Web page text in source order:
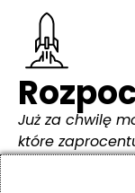
Już za chwilę
które
Co otrzymasz